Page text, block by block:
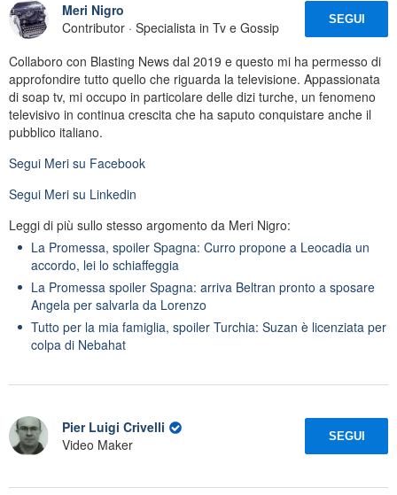
Meri Nigro
Contributor · Specialista in Tv e Gossip
SEGUI
Collaboro con Blasting News dal 2019 e questo mi ha permesso di
approfondire tutto quello che riguarda la televisione. Appassionata
di soap tv, mi occupo in particolare delle dizi turche, un fenomeno
televisivo in continua crescita che ha saputo conquistare anche il
pubblico italiano.
Segui Meri su Facebook
Segui Meri su Linkedin
Leggi di più sullo stesso argomento da Meri Nigro:
La Promessa, spoiler Spagna: Curro propone a Leocadia un
accordo, lei lo schiaffeggia
La Promessa spoiler Spagna: arriva Beltran pronto a sposare
Angela per salvarla da Lorenzo
Tutto per la mia famiglia, spoiler Turchia: Suzan è licenziata per
colpa di Nebahat
Pier Luigi Crivelli
Video Maker
SEGUI